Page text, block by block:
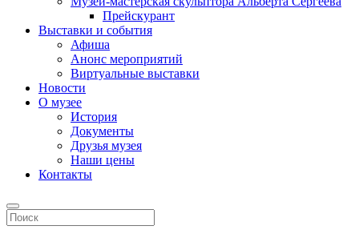
Прейскурант
Выставки и события
Афиша
Анонс мероприятий
Виртуальные выставки
Новости
О музее
История
Документы
Друзья музея
Наши цены
Контакты